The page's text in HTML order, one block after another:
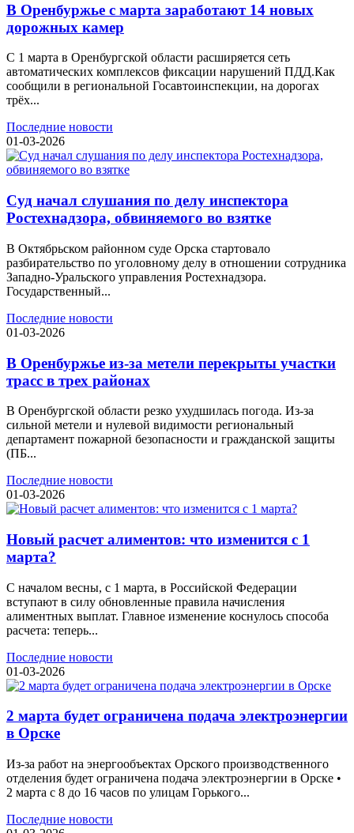
В Оренбуржье с марта заработают 14 новых
дорожных камер
С 1 марта в Оренбургской области расширяется сеть
автоматических комплексов фиксации нарушений ПДД.Как
сообщили в региональной Госавтоинспекции, на дорогах
трёх...
Последние новости
01-03-2026
Суд начал слушания по делу инспектора
Ростехнадзора, обвиняемого во взятке
В Октябрьском районном суде Орска стартовало
разбирательство по уголовному делу в отношении сотрудника
Западно-Уральского управления Ростехнадзора.
Государственный...
Последние новости
01-03-2026
В Оренбуржье из-за метели перекрыты участки
трасс в трех районах
В Оренбургской области резко ухудшилась погода. Из-за
сильной метели и нулевой видимости региональный
департамент пожарной безопасности и гражданской защиты
(ПБ...
Последние новости
01-03-2026
Новый расчет алиментов: что изменится с 1
марта?
С началом весны, с 1 марта, в Российской Федерации
вступают в силу обновленные правила начисления
алиментных выплат. Главное изменение коснулось способа
расчета: теперь...
Последние новости
01-03-2026
2 марта будет ограничена подача электроэнергии
в Орске
Из-за работ на энергообъектах Орского производственного
отделения будет ограничена подача электроэнергии в Орске •
2 марта с 8 до 16 часов по улицам Горького...
Последние новости